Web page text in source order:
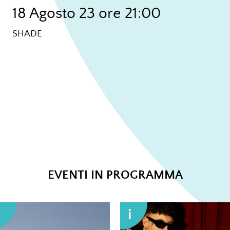
18 Agosto 23 ore 21:00
SHADE
EVENTI IN PROGRAMMA
i